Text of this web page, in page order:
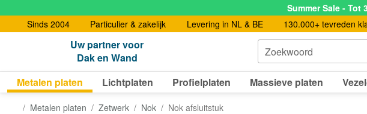
Summer Sale -
Sinds 2004
Particulier & zakelijk Levering in NL & BE 130.000+ tevreden
Uw partner voor
Dak en Wand
Zoekwoord
Metalen platen Lichtplaten Profielplaten Massieve platen
Metalen platen Zetwerk Nok Nok afsluitstuk